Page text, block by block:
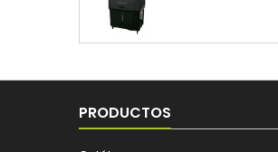
PRODUCTOS